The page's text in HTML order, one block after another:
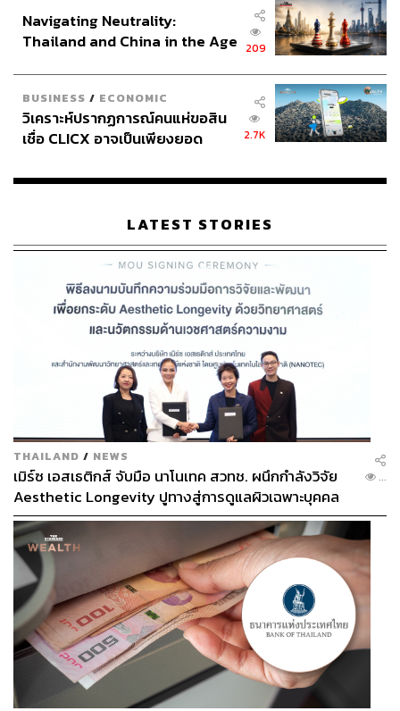
Navigating Neutrality:
Thailand and China in the Age
209
BUSINESS / ECONOMIC
วิเคราะห์ปรากฏการณ์คนแห่ขอสิน
เชื่อ CLICX อาจเป็นเพียงยอด
เรือนไทยที่ถูกซุกไว้
2.7K
LATEST STORIES
THAILAND / NEWS
เมิร์ซ เอสเธติกส์ จับมือ นาโนเทค สวทช. ผนึกกำลังวิจัย
Aesthetic Longevity ปูทางสู่การดูแลผิวเฉพาะบุคคล
[PR NEWS]
...